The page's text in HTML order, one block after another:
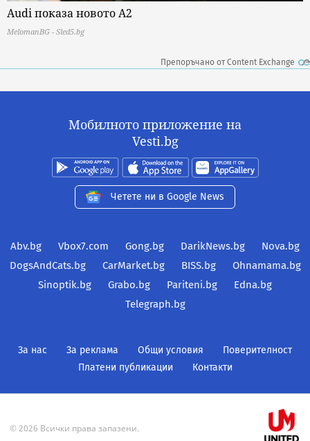
Audi показа новото A2
MelomanBG - Sled5.bg
Препоръчано от Content Exchange
Мобилното приложение на
Vesti.bg
Четете ни в Google News
Abv.bg Vbox7.com Gong.bg DarikNews.bg
Nova.bg
DogsAndCats.bg
CarMarket.bg BISS.bg
Ohnamama.bg
Sinoptik.bg
Grabo.bg Pariteni.bg
Edna.bg
Telegraph.bg
За нас За реклама Общи условия
Поверителност
Платени публикации
Контакти
© 2026 Всички права запазени.